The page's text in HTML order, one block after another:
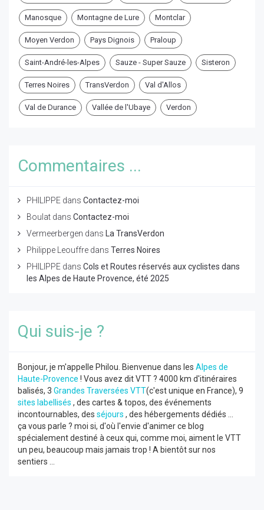
Manosque Montagne de Lure Montclar
Moyen Verdon Pays Dignois Praloup
Saint-André-les-Alpes Sauze - Super Sauze Sisteron
Terres Noires TransVerdon Val d'Allos
Val de Durance Vallée de l'Ubaye Verdon
Commentaires ...
PHILIPPE dans Contactez-moi
Boulat dans Contactez-moi
Vermeerbergen dans
La TransVerdon
Philippe Leouffre dans Terres Noires
PHILIPPE dans Cols et Routes réservés aux cyclistes dans
les Alpes de Haute Provence, été 2025
Qui suis-je ?
Bonjour, je m'appelle Philou. Bienvenue dans les Alpes de
Haute-Provence ! Vous avez dit VTT ? 4000 km d'itinéraires
balisés, 3 Grandes Traversées VTT(c'est unique en France), 9
sites labellisés , des cartes & topos, des événements
incontournables, des séjours , des hébergements dédiés ...
ça vous parle ? moi si, d'où l'envie d'animer ce blog
spécialement destiné à ceux qui, comme moi, aiment le VTT
un peu, beaucoup mais jamais trop ! A bientôt sur nos
sentiers ...